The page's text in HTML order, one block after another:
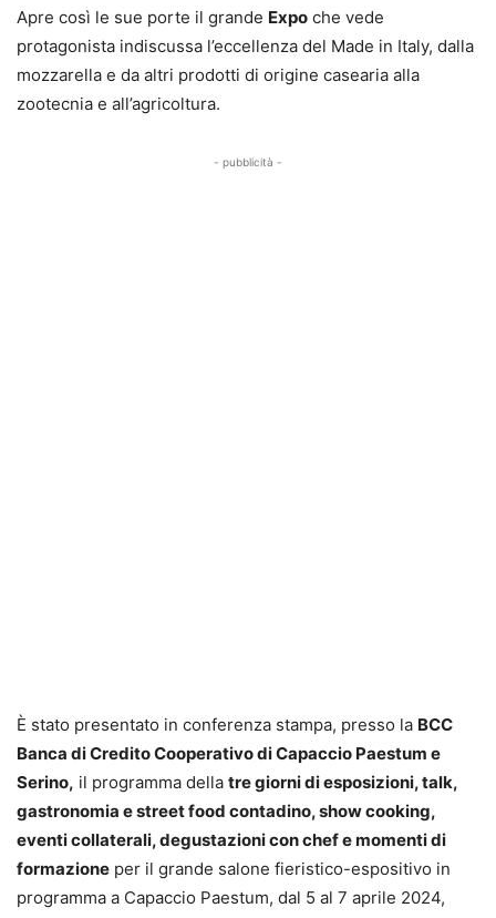
Apre così le sue porte il grande Expo che vede
protagonista indiscussa l’eccellenza del Made in Italy, dalla
mozzarella e da altri prodotti di origine casearia alla
zootecnia e all’agricoltura.
- pubblicità -
È stato presentato in conferenza stampa, presso la BCC
Banca di Credito Cooperativo di Capaccio Paestum e
Serino, il programma della tre giorni di esposizioni, talk,
gastronomia e street food contadino, show cooking,
eventi collaterali, degustazioni con chef e momenti di
formazione per il grande salone fieristico-espositivo in
programma a Capaccio Paestum, dal 5 al 7 aprile 2024,